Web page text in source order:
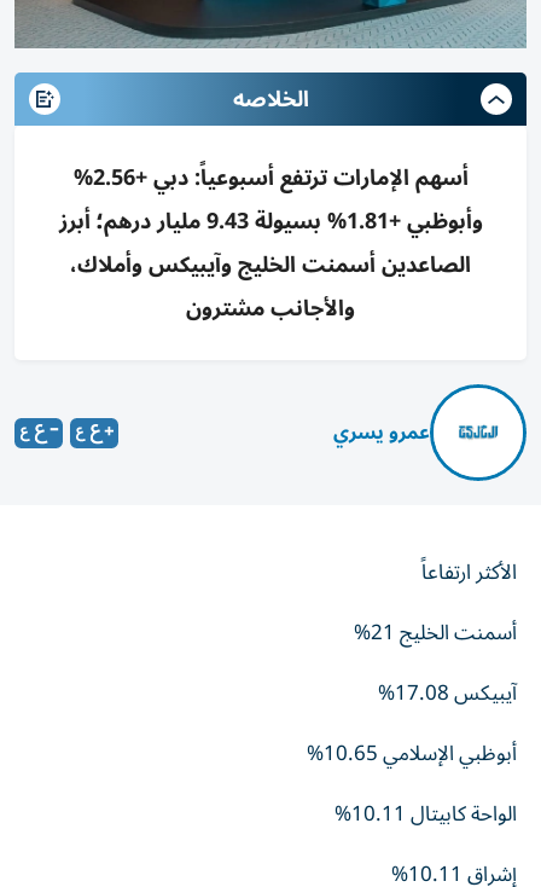
الخلاصه
أسهم الإمارات ترتفع أسبوعياً: دبي +2.56%
وأبوظبي +1.81% بسيولة 9.43 مليار درهم؛ أبرز
الصاعدين أسمنت الخليج وآيبيكس وأملاك،
والأجانب مشترون
عمرو يسري
الأكثر ارتفاعاً
أسمنت الخليج 21%
أبوظبي الإسلامي 10.65%